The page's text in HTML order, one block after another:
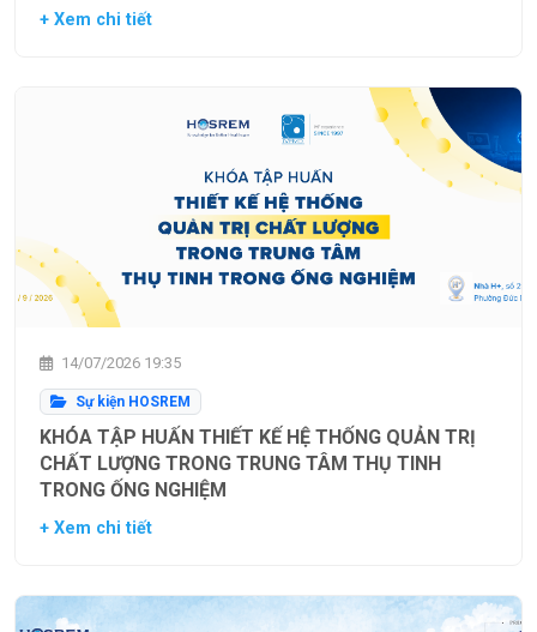
+ Xem chi tiết
14/07/2026 19:35
Sự kiện HOSREM
KHÓA TẬP HUẤN THIẾT KẾ HỆ THỐNG QUẢN TRỊ
CHẤT LƯỢNG TRONG TRUNG TÂM THỤ TINH
TRONG ỐNG NGHIỆM
+ Xem chi tiết